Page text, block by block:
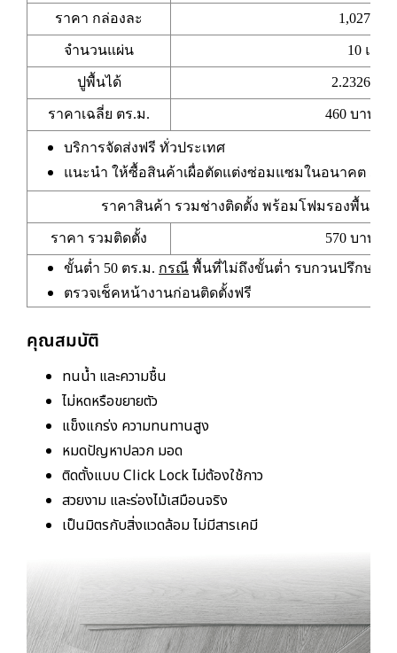
ราคา กล่องละ 1,027 บา
จำนวนแผ่น 10 แผ่น
ปูพื้นได้ 2.2326 ตร
ราคาเฉลี่ย ตร.ม. 460 บาท/ต
บริการจัดส่งฟรี ทั่วประเทศ
แนะนำ ให้ซื้อสินค้าเผื่อตัดแต่งซ่อมแซมในอนาคต 5-
ราคาสินค้า รวมช่างติดตั้ง พร้อมโฟมรองพื้น PE
ราคา รวมติดตั้ง
570 บาท/ต
ขั้นต่ำ 50 ตร.ม. กรณี พื้นที่ไม่ถึงขั้นต่ำ รบกวนปรึกษาร
ตรวจเช็คหน้างานก่อนติดตั้งฟรี
คุณสมบัติ
ทนน้ำ และความชื้น
ไม่หดหรือขยายตัว
แข็งแกร่ง ความทนทานสูง
หมดปัญหาปลวก มอด
ติดตั้งแบบ Click Lock ไม่ต้องใช้กาว
สวยงาม และร่องไม้เสมือนจริง
เป็นมิตรกับสิ่งแวดล้อม ไม่มีสารเคมี